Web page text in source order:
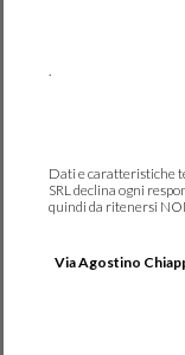
.
Dati e caratteristiche
SRL declina ogni
quindi da ritenersi
Via Agostino